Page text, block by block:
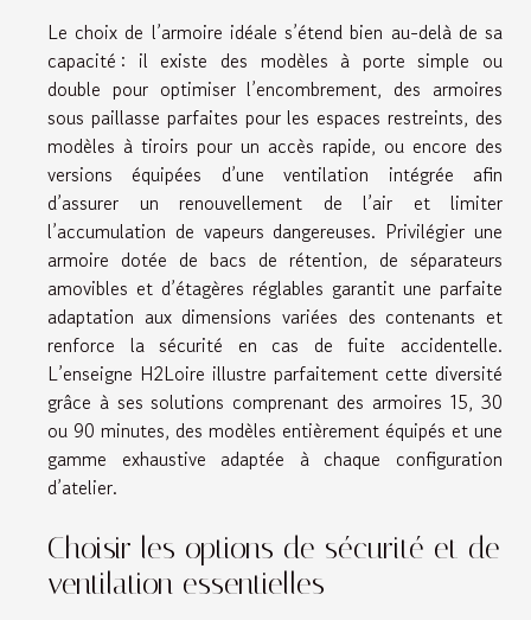
Le choix de l’armoire idéale s’étend bien au-delà de sa
capacité : il existe des modèles à porte simple ou
double pour optimiser l’encombrement, des armoires
sous paillasse parfaites pour les espaces restreints, des
modèles à tiroirs pour un accès rapide, ou encore des
versions équipées d’une ventilation intégrée afin
d’assurer un renouvellement de l’air et limiter
l’accumulation de vapeurs dangereuses. Privilégier une
armoire dotée de bacs de rétention, de séparateurs
amovibles et d’étagères réglables garantit une parfaite
adaptation aux dimensions variées des contenants et
renforce la sécurité en cas de fuite accidentelle.
L’enseigne H2Loire illustre parfaitement cette diversité
grâce à ses solutions comprenant des armoires 15, 30
ou 90 minutes, des modèles entièrement équipés et une
gamme exhaustive adaptée à chaque configuration
d’atelier.
Choisir les options de sécurité et de
ventilation essentielles